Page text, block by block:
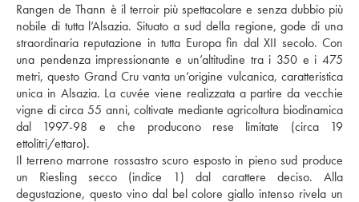
Rangen de Thann è il terroir più spettacolare e senza dubbio più
nobile di tutta l’Alsazia. Situato a sud della regione, gode di una
straordinaria reputazione in tutta Europa fin dal XII secolo. Con
una pendenza impressionante e un’altitudine tra i 350 e i 475
metri, questo Grand Cru vanta un’origine vulcanica, caratteristica
unica in Alsazia. La cuvée viene realizzata a partire da vecchie
vigne di circa 55 anni, coltivate mediante agricoltura biodinamica
dal 1997-98 e che producono rese limitate (circa 19
ettolitri/ettaro).
Il terreno marrone rossastro scuro esposto in pieno sud produce
un Riesling secco (indice 1) dal carattere deciso. Alla
degustazione, questo vino dal bel colore giallo intenso rivela un